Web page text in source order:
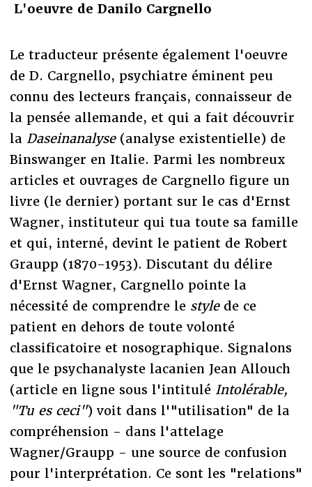
L'oeuvre de Danilo Cargnello
Le traducteur présente également l'oeuvre
de D. Cargnello, psychiatre éminent peu
connu des lecteurs français, connaisseur de
la pensée allemande, et qui a fait découvrir
la Daseinanalyse(analyse existentielle) de
Binswanger en Italie. Parmi les nombreux
articles et ouvrages de Cargnello figure un
livre (le dernier) portant sur le cas d'Ernst
Wagner, instituteur qui tua toute sa famille
et qui, interné, devint le patient de Robert
Graupp (1870-1953). Discutant du délire
d'Ernst Wagner, Cargnello pointe la
nécessité de comprendre le stylede ce
patient en dehors de toute volonté
classificatoire et nosographique. Signalons
que le psychanalyste lacanien Jean Allouch
(article en ligne sous l'intitulé Intolérable,
"Tu es ceci") voit dans l'"utilisation" de la
compréhension - dans l'attelage
Wagner/Graupp - une source de confusion
pour l'interprétation. Ce sont les "relations"